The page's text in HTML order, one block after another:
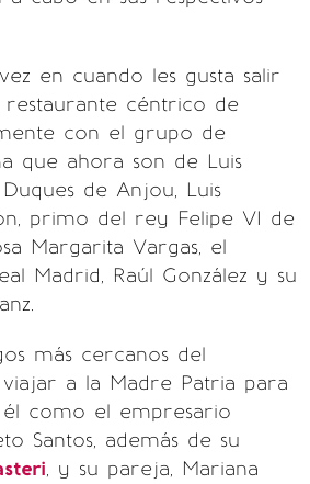
en cuando les gusta salir
céntrico de
con el grupo de
que ahora son de Luis
de Anjou, Luis
primo del rey Felipe VI de
Margarita Vargas, el
Madrid, Raúl González y su
más cercanos del
a la Madre Patria para
como el empresario
Santos, además de su
, y su pareja, Mariana